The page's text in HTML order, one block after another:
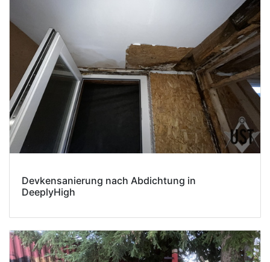
Devkensanierung nach Abdichtung in
DeeplyHigh